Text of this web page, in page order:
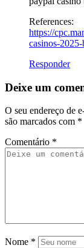
References:
https://
casinos-
Responder
Deixe um
O seu endereço de
são marcados com *
Comentário *
Nome *